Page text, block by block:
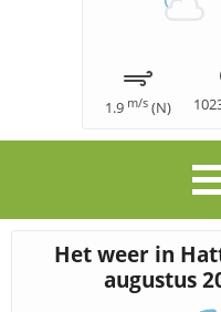
1.9 m/s (N)
Het weer in
augustus